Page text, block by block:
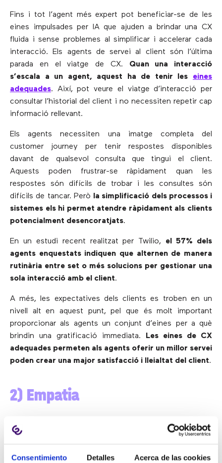
Consentimiento Detalles Acerca de las cookies
Fins i tot l’agent més expert pot beneficiar-se de les
eines impulsades per IA que ajuden a brindar una CX
fluida i sense problemes al simplificar i accelerar cada
interacció. Els agents de servei al client són l’última
parada en el viatge de CX. Quan una interacció
s’escala a un agent, aquest ha de tenir les eines
adequades. Així, pot veure el viatge d’interacció per
consultar l’historial del client i no necessiten repetir cap
informació rellevant.
Els agents necessiten una imatge completa del
customer journey per tenir respostes disponibles
davant de qualsevol consulta que tingui el client.
Aquests poden frustrar-se ràpidament quan les
respostes són difícils de trobar i les consultes són
difícils de tancar. Però
la simplificació dels processos i
sistemes els hi permet atendre ràpidament als clients
potencialment desencoratjats.
En un estudi recent realitzat per Twilio, el 57% dels
agents enquestats indiquen que alternen de manera
rutinària entre set o més solucions per gestionar una
sola interacció amb el client.
A més, les expectatives dels clients es troben en un
nivell alt en aquest punt, pel que és molt important
proporcionar als agents un conjunt d’eines per a què
brindin una gratificació immediata.
Les eines de CX
adequades permeten als agents oferir un millor servei
poden crear una major satisfacció i lleialtat del client.
2) Empatia
Degut a què les eines d’IA promouen una major
necessitat de tractar a cadascun d’ells com un individu